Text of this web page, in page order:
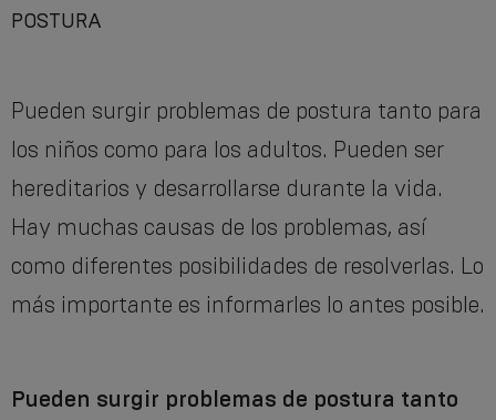
POSTURA
Pueden surgir problemas de postura tanto para
los niños como para los adultos. Pueden ser
hereditarios y desarrollarse durante la vida.
Hay muchas causas de los problemas, así
como diferentes posibilidades de resolverlas. Lo
más importante es informarles lo antes posible.
Pueden surgir problemas de postura tanto